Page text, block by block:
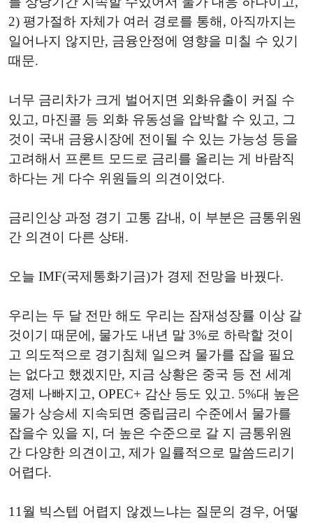
2) 평가절하 자체가 여러 경로를 통해, 아직까지는
일어나지 않지만, 금융안정에 영향을 미칠 수 있기
때문.
너무 금리차가 크게 벌어지면 외화유출이 커질 수
있고, 마진콜 등 외화 유동성을 압박할 수 있고, 그
것이 국내 금융시장에 전이될 수 있는 가능성 등을
고려해서 프론트 모드로 금리를 올리는 게 바람직
하다는 게 다수 위원들의 의견이었다.
금리인상 과정 경기 고통 감내, 이 부분은 금통위원
간 의견이 다른 상태.
오늘 IMF(국제통화기금)가 경제 전망을 바꿨다.
우리는 두 달 전만 해도 우리는 잠재성장률 이상 갈
것이기 때문에, 물가도 내년 말 3%로 하락할 것이
고 의도적으로 경기침체 일으켜 물가를 잡을 필요
는 없다고 했겠지만, 지금 상황은 중국 등 전 세계
경제 나빠지고, OPEC+ 감산 등도 있고. 5%대 높은
물가 상승세 지속되면 중립금리 수준에서 물가를
잡을수 있을 지, 더 높은 수준으로 갈 지 금통위원
간 다양한 의견이고, 제가 일률적으로 말씀드리기
어렵다.
11월 빅스텝 어렵지 않겠느냐는 질문의 경우, 어떻